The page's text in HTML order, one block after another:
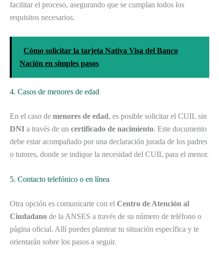
facilitar el proceso, asegurando que se cumplan todos los
requisitos necesarios.
Cómo solicitar la tarjeta Nativa Visa del Banco
Nación en simples pasos
4. Casos de menores de edad
En el caso de menores de edad, es posible solicitar el CUIL sin
DNI a través de un certificado de nacimiento. Este documento
debe estar acompañado por una declaración jurada de los padres
o tutores, donde se indique la necesidad del CUIL para el menor.
5. Contacto telefónico o en línea
Otra opción es comunicarte con el Centro de Atención al
Ciudadano de la ANSES a través de su número de teléfono o
página oficial. Allí puedes plantear tu situación específica y te
orientarán sobre los pasos a seguir.